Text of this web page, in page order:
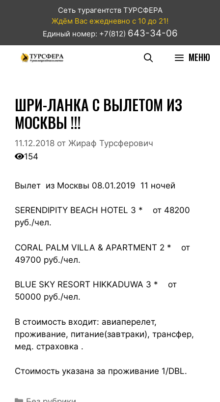
Сеть турагентств ТУРСФЕРА
Ждём Вас ежедневно с 10 до 21!
Единый номер: +7(812) 643-34-06
МЕНЮ
ШРИ-ЛАНКА С ВЫЛЕТОМ ИЗ
МОСКВЫ !!!
11.12.2018 от Жираф Турсферович
154
Вылет из Москвы 08.01.2019 11 ночей
SERENDIPITY BEACH HOTEL 3 * от 48200
руб./чел.
CORAL PALM VILLA & APARTMENT 2 * от
49700 руб./чел.
BLUE SKY RESORT HIKKADUWA 3 * от
50000 руб./чел.
В стоимость входит: авиаперелет,
проживание, питание(завтраки), трансфер,
мед. страховка .
Стоимость указана за проживание 1/DBL.